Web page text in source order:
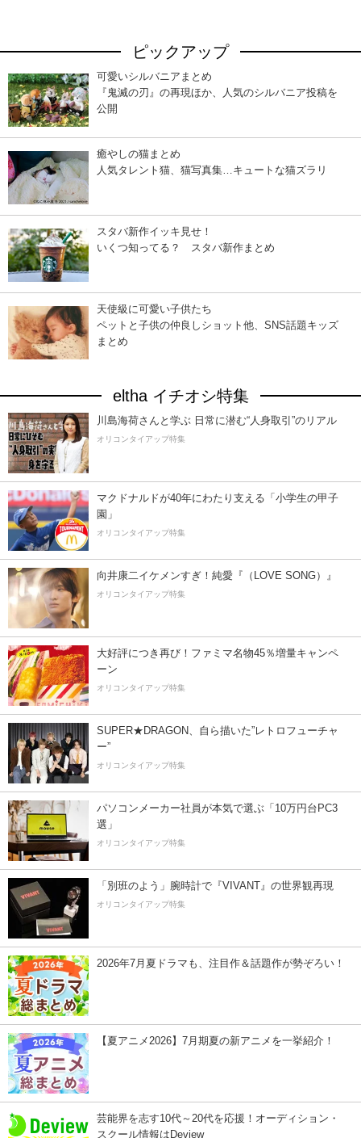
ピックアップ
可愛いシルバニアまとめ
『鬼滅の刃』の再現ほか、人気のシルバニア投稿を
公開
癒やしの猫まとめ
人気タレント猫、猫写真集…キュートな猫ズラリ
スタバ新作イッキ見せ！
いくつ知ってる？ スタバ新作まとめ
天使級に可愛い子供たち
ペットと子供の仲良しショット他、SNS話題キッズ
まとめ
eltha イチオシ特集
川島海荷さんと学ぶ 日常に潜む“人身取引”のリアル
オリコンタイアップ特集
マクドナルドが40年にわたり支える「小学生の甲子
園」
オリコンタイアップ特集
向井康二イケメンすぎ！純愛『（LOVE SONG）』
オリコンタイアップ特集
大好評につき再び！ファミマ名物45％増量キャンペ
ーン
オリコンタイアップ特集
SUPER★DRAGON、自ら描いた”レトロフューチャ
ー”
オリコンタイアップ特集
パソコンメーカー社員が本気で選ぶ「10万円台PC3
選」
オリコンタイアップ特集
「別班のよう」腕時計で『VIVANT』の世界観再現
オリコンタイアップ特集
2026年7月夏ドラマも、注目作＆話題作が勢ぞろい！
【夏アニメ2026】7月期夏の新アニメを一挙紹介！
芸能界を志す10代～20代を応援！オーディション・
スクール情報はDeview